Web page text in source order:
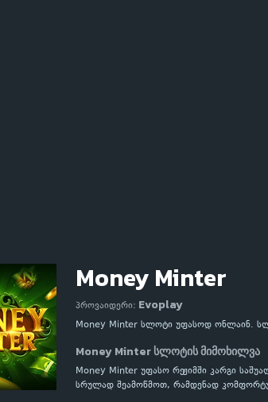
Money Minter
პროვაიდერი: Evoplay
Money Minter სლოტი უფასოდ ონლაინ.
Money Minter სლოტის მიმოხილვა
Money Minter უფასო რეჟიმში კარგი
სრულად შეამოწმოთ, რამდენად